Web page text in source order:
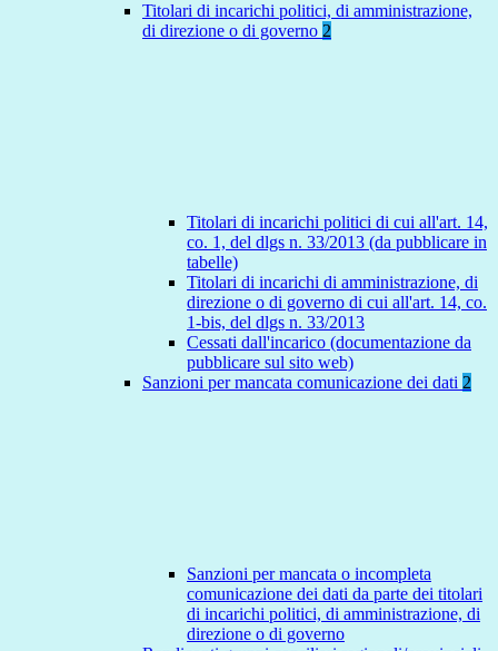
Titolari di incarichi politici, di amministrazione,
di direzione o di governo 2
Titolari di incarichi politici di cui all'art. 14,
co. 1, del dlgs n. 33/2013 (da pubblicare in
tabelle)
Titolari di incarichi di amministrazione, di
direzione o di governo di cui all'art. 14, co.
1-bis, del dlgs n. 33/2013
Cessati dall'incarico (documentazione da
pubblicare sul sito web)
Sanzioni per mancata comunicazione dei dati 2
Sanzioni per mancata o incompleta
comunicazione dei dati da parte dei titolari
di incarichi politici, di amministrazione, di
direzione o di governo